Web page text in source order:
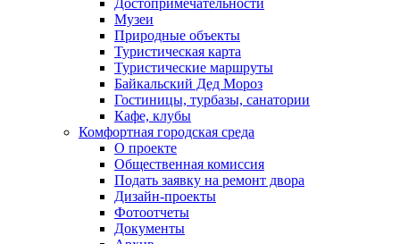
Достопримечательности
Музеи
Природные объекты
Туристическая карта
Туристические маршруты
Байкальский Дед Мороз
Гостиницы, турбазы, санатории
Кафе, клубы
Комфортная городская среда
О проекте
Общественная комиссия
Подать заявку на ремонт двора
Дизайн-проекты
Фотоотчеты
Документы